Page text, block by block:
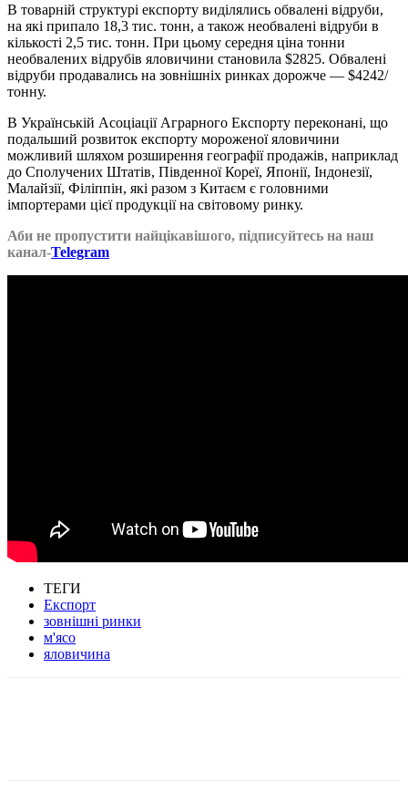
В товарній структурі експорту виділялись обвалені відруби,
на які припало 18,3 тис. тонн, а також необвалені відруби в
кількості 2,5 тис. тонн. При цьому середня ціна тонни
необвалених відрубів яловичини становила $2825. Обвалені
відруби продавались на зовнішніх ринках дорожче — $4242/
тонну.
В Українській Асоціації Аграрного Експорту переконані, що
подальший розвиток експорту мороженої яловичини
можливий шляхом розширення географії продажів, наприклад
до Сполучених Штатів, Південної Кореї, Японії, Індонезії,
Малайзії, Філіппін, які разом з Китаєм є головними
імпортерами цієї продукції на світовому ринку.
Аби не пропустити найцікавішого, підписуйтесь на наш
канал-Telegram
ТЕГИ
Експорт
зовнішні ринки
м'ясо
яловичина